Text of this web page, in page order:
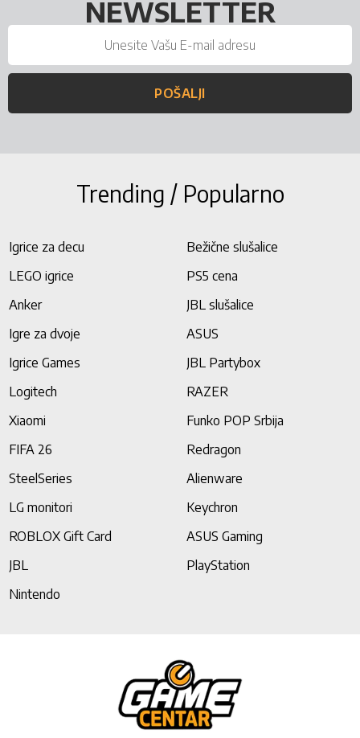
NEWSLETTER
POŠALJI
Trending / Popularno
Igrice za decu
Bežične slušalice
LEGO igrice
PS5 cena
Anker
JBL slušalice
Igre za dvoje
ASUS
Igrice Games
JBL Partybox
Logitech
RAZER
Xiaomi
Funko POP Srbija
FIFA 26
Redragon
SteelSeries
Alienware
LG monitori
Keychron
ROBLOX Gift Card
ASUS Gaming
JBL
PlayStation
Nintendo